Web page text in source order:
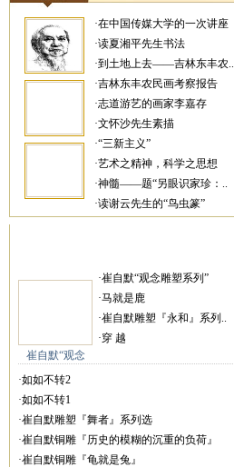
·在中国传媒大学的一次讲座
·读夏湘平先生书法
·到土地上去——吉林东丰农..
·吉林东丰农民画考察报告
·志道游艺的画家李嘉存
·文怀沙先生素描
·“三新主义”
·艺术之精神，科学之思想
·神髓——题“另眼识家珍：..
·读谢云先生的“鸟虫篆”
崔自默“观念
·崔自默“观念雕塑系列”
·马就是鹿
·崔自默雕塑『永和』系列..
·穿 越
·如如不转2
·如如不转1
·崔自默雕塑『舞者』系列选
·崔自默铜雕『历史的模糊的沉重的负荷』
·崔自默铜雕『龟就是兔』